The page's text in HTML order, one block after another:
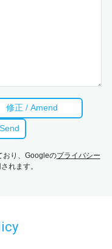
おり、Googleのプライバシー
れます。